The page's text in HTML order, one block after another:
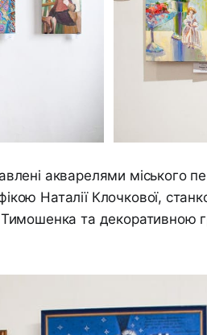
акварелями міського
Наталії Клочкової,
та декоративною